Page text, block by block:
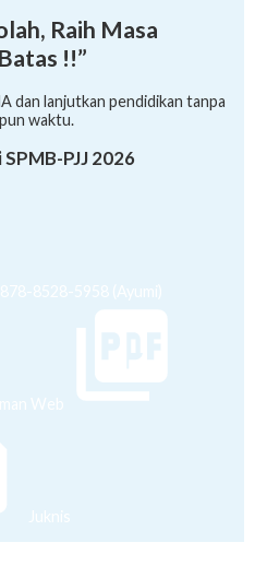
Raih Masa
!!”
dan lanjutkan pendidikan tanpa
waktu.
PJJ 2026
878-8528-5958 (Ayumi)
Web
Juknis